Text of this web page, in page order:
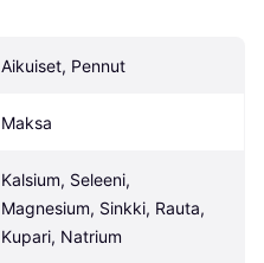
Aikuiset, Pennut
Maksa
Kalsium, Seleeni,
Magnesium, Sinkki, Rauta,
Kupari, Natrium